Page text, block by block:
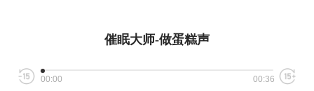
催眠大师-做蛋糕声
00:00 00:36